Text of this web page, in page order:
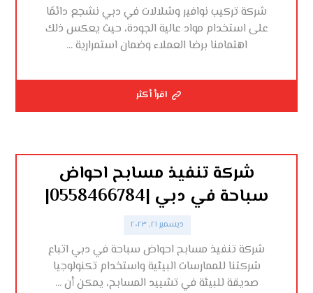
شركة تركيب نوافير وشلالات في دبي نشجع دائمًا
على استخدام مواد عالية الجودة، حيث يعكس ذلك
اهتمامنا برضا العملاء وضمان استمرارية ...
اقرأ أكثر
شركة تنفيذ مسابح احواض
سباحة في دبي |0558466784|
ديسمبر ٢١, ٢٠٢٣
شركة تنفيذ مسابح احواض سباحة في دبي اتباع
شركتنا للممارسات البيئية واستخدام تكنولوجيا
صديقة للبيئة في تشييد المسابح، يمكن أن ...